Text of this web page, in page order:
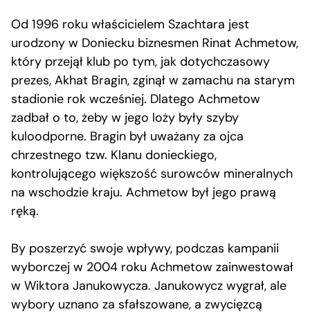
Od 1996 roku właścicielem Szachtara jest
urodzony w Doniecku biznesmen Rinat Achmetow,
który przejął klub po tym, jak dotychczasowy
prezes, Akhat Bragin, zginął w zamachu na starym
stadionie rok wcześniej. Dlatego Achmetow
zadbał o to, żeby w jego loży były szyby
kuloodporne. Bragin był uważany za ojca
chrzestnego tzw. Klanu donieckiego,
kontrolującego większość surowców mineralnych
na wschodzie kraju. Achmetow był jego prawą
ręką.
By poszerzyć swoje wpływy, podczas kampanii
wyborczej w 2004 roku Achmetow zainwestował
w Wiktora Janukowycza. Janukowycz wygrał, ale
wybory uznano za sfałszowane, a zwycięzcą